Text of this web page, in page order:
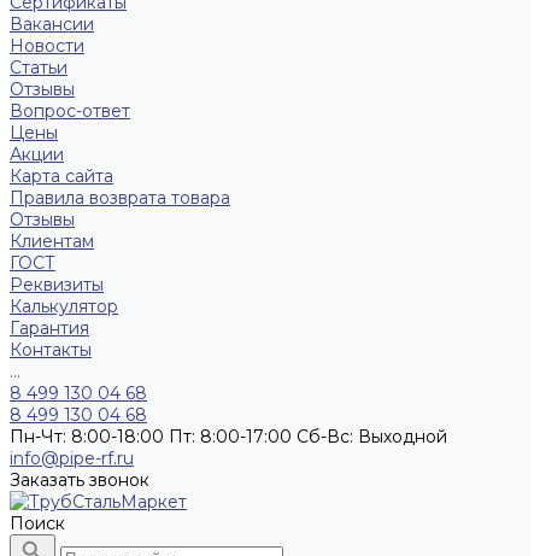
Вакансии
Новости
Статьи
Отзывы
Вопрос-ответ
Цены
Акции
Карта сайта
Правила возврата товара
Отзывы
Клиентам
ГОСТ
Реквизиты
Калькулятор
Гарантия
Контакты
...
8 499 130 04 68
8 499 130 04 68
Пн-Чт: 8:00-18:00 Пт: 8:00-17:00 Сб-Вс: Выходной
info@pipe-rf.ru
Заказать звонок
Поиск